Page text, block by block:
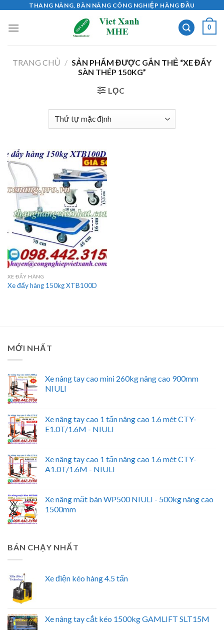
content
THANG NÂNG, BÀN NÂNG CÔNG NGHIỆP HÀNG ĐẦU
0
TRANG CHỦ / SẢN PHẨM ĐƯỢC GẮN THẺ “XE ĐẨY
SÀN THÉP 150KG”
LỌC
XE ĐẨY HÀNG
Xe đẩy hàng 150kg XTB100D
MỚI NHẤT
Xe nâng tay cao mini 260kg nâng cao 900mm
NIULI
Xe nâng tay cao 1 tấn nâng cao 1.6 mét CTY-
E1.0T/1.6M - NIULI
Xe nâng tay cao 1 tấn nâng cao 1.6 mét CTY-
A1.0T/1.6M - NIULI
Xe nâng mặt bàn WP500 NIULI - 500kg nâng cao
1500mm
BÁN CHẠY NHẤT
Xe điện kéo hàng 4.5 tấn
Xe nâng tay cắt kéo 1500kg GAMLIFT SLT15M